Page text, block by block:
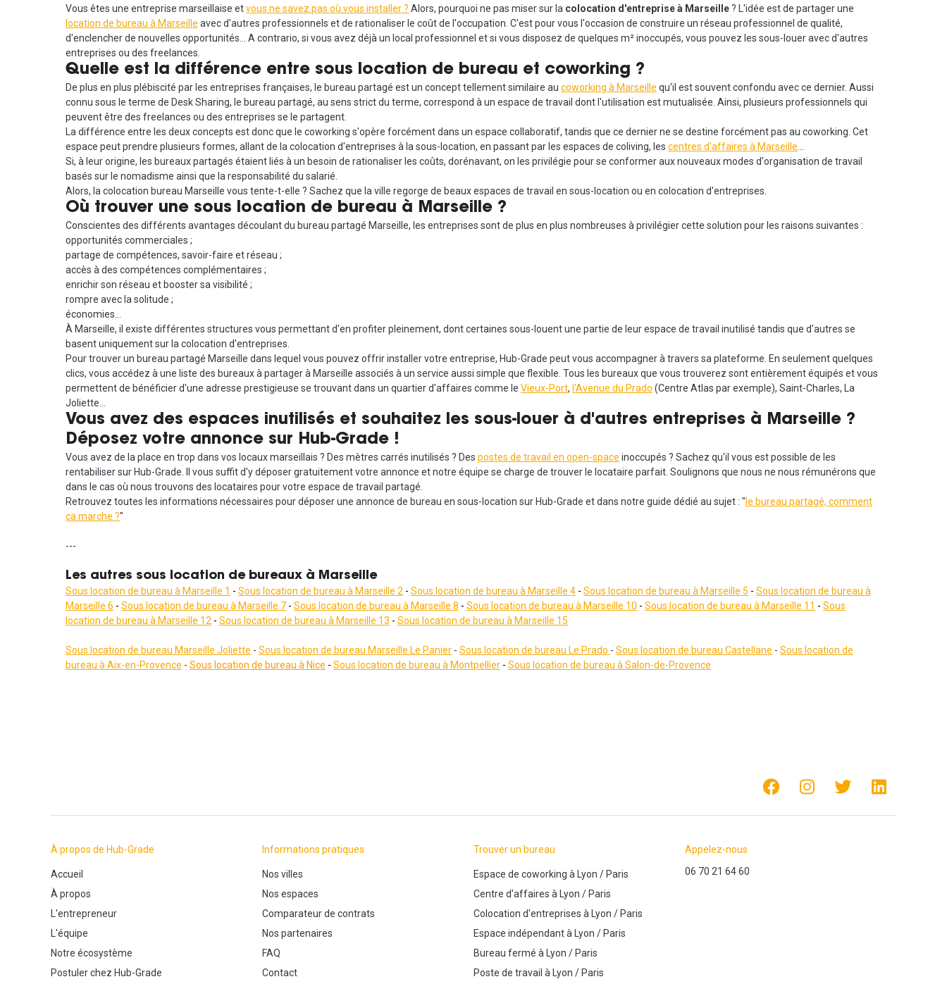
Vous êtes une entreprise marseillaise etvous ne savez pas où vous installer ? Alors, pourquoi ne pas miser sur la colocation d'entreprise à Marseille? L'idée est de partager une
location de bureau à Marseille avec d'autres professionnels et de rationaliser le coût de l'occupation. C'est pour vous l'occasion de construire un réseau professionnel de qualité,
d'enclencher de nouvelles opportunités… A contrario, si vous avez déjà un local professionnel et si vous disposez de quelques m² inoccupés, vous pouvez les sous-louer avec d'autres
entreprises ou des freelances.
Quelle est la différence entre sous location de bureau et coworking ?
De plus en plus plébiscité par les entreprises françaises, le bureau partagé est un concept tellement similaire au coworking à Marseille qu'il est souvent confondu avec ce dernier. Aussi
connu sous le terme de Desk Sharing, le bureau partagé, au sens strict du terme, correspond à un espace de travail dont l'utilisation est mutualisée. Ainsi, plusieurs professionnels qui
peuvent être des freelances ou des entreprises se le partagent.
La différence entre les deux concepts est donc que le coworking s'opère forcément dans un espace collaboratif, tandis que ce dernier ne se destine forcément pas au coworking. Cet
espace peut prendre plusieurs formes, allant de la colocation d'entreprises à la sous-location, en passant par les espaces de coliving, les centres d'affaires à Marseille
Si, à leur origine, les bureaux partagés étaient liés à un besoin de rationaliser les coûts, dorénavant, on les privilégie pour se conformer aux nouveaux modes d'organisation de travail
basés sur le nomadisme ainsi que la responsabilité du salarié.
Alors, la colocation bureau Marseille vous tente-t-elle ? Sachez que la ville regorge de beaux espaces de travail en sous-location ou en colocation d'entreprises.
Où trouver une sous location de bureau à Marseille ?
Conscientes des différents avantages découlant du bureau partagé Marseille, les entreprises sont de plus en plus nombreuses à privilégier cette solution pour les raisons suivantes :
opportunités commerciales ;
partage de compétences, savoir-faire et réseau ;
accès à des compétences complémentaires ;
enrichir son réseau et booster sa visibilité ;
rompre avec la solitude ;
économies…
À Marseille, il existe différentes structures vous permettant d'en profiter pleinement, dont certaines sous-louent une partie de leur espace de travail inutilisé tandis que d'autres se
basent uniquement sur la colocation d'entreprises.
Pour trouver un bureau partagé Marseille dans lequel vous pouvez offrir installer votre entreprise, Hub-Grade peut vous accompagner à travers sa plateforme. En seulement quelques
clics, vous accédez à une liste des bureaux à partager à Marseille associés à un service aussi simple que flexible. Tous les bureaux que vous trouverez sont entièrement équipés et vous
permettent de bénéficier d'une adresse prestigieuse se trouvant dans un quartier d'affaires comme le Vieux-Port, l'Avenue du Prado (Centre Atlas par exemple), Saint-Charles, La
Joliette…
Vous avez des espaces inutilisés et souhaitez les sous-louer à d'autres entreprises à Marseille ?
Déposez votre annonce sur Hub-Grade !
Vous avez de la place en trop dans vos locaux marseillais ? Des mètres carrés inutilisés ? Des postes de travail en open-space inoccupés ? Sachez qu'il vous est possible de les
rentabiliser sur Hub-Grade. Il vous suffit d'y déposer gratuitement votre annonce et notre équipe se charge de trouver le locataire parfait. Soulignons que nous ne nous rémunérons que
dans le cas où nous trouvons des locataires pour votre espace de travail partagé.
Retrouvez toutes les informations nécessaires pour déposer une annonce de bureau en sous-location sur Hub-Grade et dans notre guide dédié au sujet : " le bureau partagé, comment
ça marche ?"
---
Les autres sous location de bureaux à Marseille
Sous location de bureau à Marseille 1 - Sous location de bureau à Marseille 2 - Sous location de bureau à Marseille 4 - Sous location de bureau à Marseille 5 - Sous location de bureau à
Marseille 6 - Sous location de bureau à Marseille 7 - Sous location de bureau à Marseille 8 - Sous location de bureau à Marseille 10 - Sous location de bureau à Marseille 11 - Sous
location de bureau à Marseille 12 - Sous location de bureau à Marseille 13 - Sous location de bureau à Marseille 15
Sous location de bureau Marseille Joliette - Sous location de bureau Marseille Le Panier - Sous location de bureau Le Prado - Sous location de bureau Castellane - Sous location de
bureau à Aix-en-Provence - Sous location de bureau à Nice - Sous location de bureau à Montpellier - Sous location de bureau à Salon-de-Provence
À propos de Hub-Grade
Accueil
À propos
L'entrepreneur
L'équipe
Notre écosystème
Postuler chez Hub-Grade
Informations pratiques
Nos villes
Nos espaces
Comparateur de contrats
Nos partenaires
FAQ
Contact
Trouver un bureau
Espace de coworking à Lyon / Paris
Centre d'affaires à Lyon / Paris
Colocation d'entreprises à Lyon / Paris
Espace indépendantà Lyon / Paris
Bureau fermé à Lyon / Paris
Poste de travail à Lyon / Paris
Appelez-nous
06 70 21 64 60